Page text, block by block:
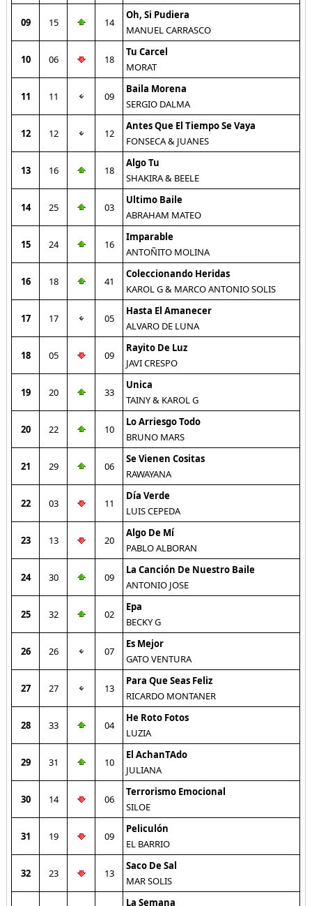
09 15 14
Oh, Si Pudiera
MANUEL CARRASCO
10 06 18
Tu Carcel
MORAT
11 11 09
Baila Morena
SERGIO DALMA
12 12 12
Antes Que El Tiempo Se Vaya
FONSECA & JUANES
13 16 18
Algo Tu
SHAKIRA & BEELE
14 25 03
Ultimo Baile
ABRAHAM MATEO
15 24 16
Imparable
ANTOÑITO MOLINA
16 18 41
Coleccionando Heridas
KAROL G & MARCO ANTONIO SOLIS
17 17 05
Hasta El Amanecer
ALVARO DE LUNA
18 05 09
Rayito De Luz
JAVI CRESPO
19 20 33
Unica
TAINY & KAROL G
20 22 10
Lo Arriesgo Todo
BRUNO MARS
21 29 06
Se Vienen Cositas
RAWAYANA
22 03 11
Día Verde
LUIS CEPEDA
23 13 20
Algo De Mí
PABLO ALBORAN
24 30 09
La Canción De Nuestro Baile
ANTONIO JOSE
25 32 02
Epa
BECKY G
26 26 07
Es Mejor
GATO VENTURA
27 27 13
Para Que Seas Feliz
RICARDO MONTANER
28 33 04
He Roto Fotos
LUZIA
29 31 10
El AchanTAdo
JULIANA
30 14 06
Terrorismo Emocional
SILOE
31 19 09
Peliculón
EL BARRIO
32 23 13
Saco De Sal
MAR SOLIS
La Semana